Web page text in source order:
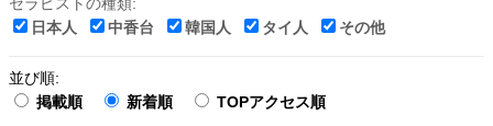
日本人
中香台 韓国人 タイ人 その他
並び順:
掲載順
新着順 TOPアクセス順